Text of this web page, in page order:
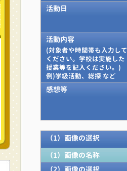
活動日
活動内容
(対象者や時間帯も入力して
ください。学校は実施した
授業等を記入ください。)
例)学級活動、総探 など
感想等
（1）画像の選択
（1）画像の名称